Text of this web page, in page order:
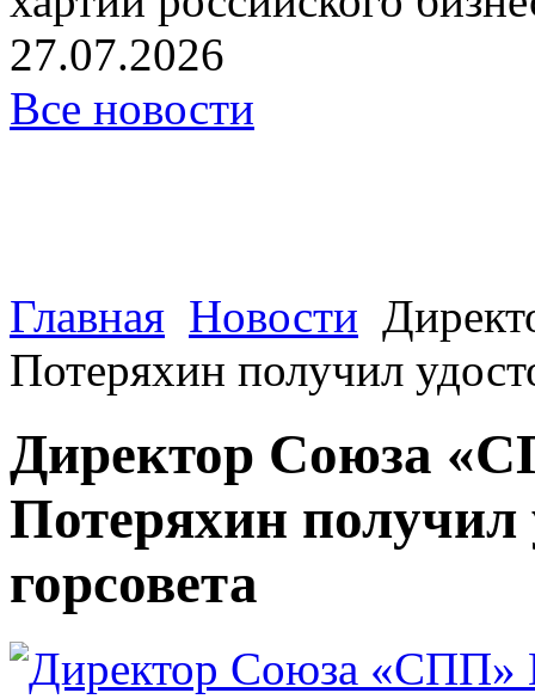
27.07.2026
Все новости
Главная Новости
Потеряхин получил
Директор Союза
Потеряхин получил
горсовета